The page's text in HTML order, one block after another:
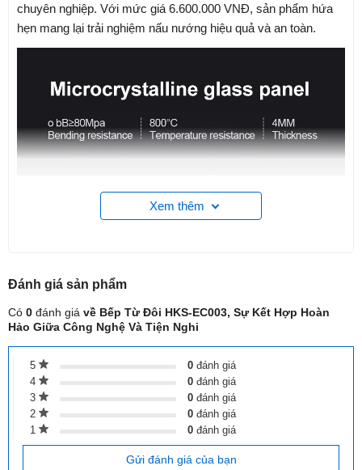
chuyên nghiệp. Với mức giá 6.600.000 VNĐ, sản phẩm hứa
hẹn mang lại trải nghiệm nấu nướng hiệu quả và an toàn.
1. Số lượng vùng nấu
Bếp được thiết kế với 2 vùng nấu (Dual-cooker)
người dùng chế biến đồng thời hai món ăn, giúp tối ưu hóa
Xem thêm
Đánh giá sản phẩm
Có 0 đánh giá về Bếp Từ Đôi HKS-EC003, Sự Kết Hợp Hoàn
Hảo Giữa Công Nghệ Và Tiện Nghi
5 0 đánh giá
4
0 đánh giá
3
0 đánh giá
2
0 đánh giá
1
0 đánh giá
Gửi đánh giá của bạn